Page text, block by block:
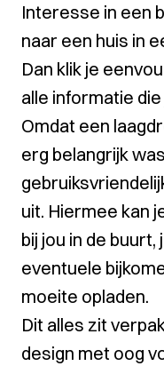
Interesse in een
naar een huis in
Dan klik je
alle informatie
Omdat een
erg belangrijk
uit. Hiermee kan
bij jou in de
eventuele
moeite opladen.
Dit alles zit
design met oog